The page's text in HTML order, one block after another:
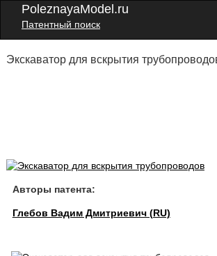
PoleznayaModel.ru
Патентный поиск
Экскаватор для вскрытия
Авторы патента:
Глебов Вадим Дмитриевич (RU)